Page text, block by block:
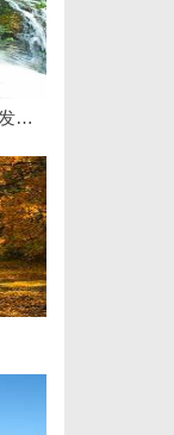
贝净 AC 国际医疗实验室，标准化研发体系全解析